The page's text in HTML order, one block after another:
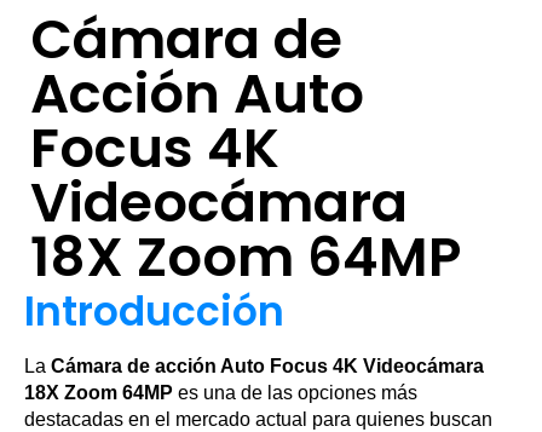
Cámara de
Acción Auto
Focus 4K
Videocámara
18X Zoom 64MP
Introducción
La Cámara de acción Auto Focus 4K Videocámara
18X Zoom 64MP es una de las opciones más
destacadas en el mercado actual para quienes buscan